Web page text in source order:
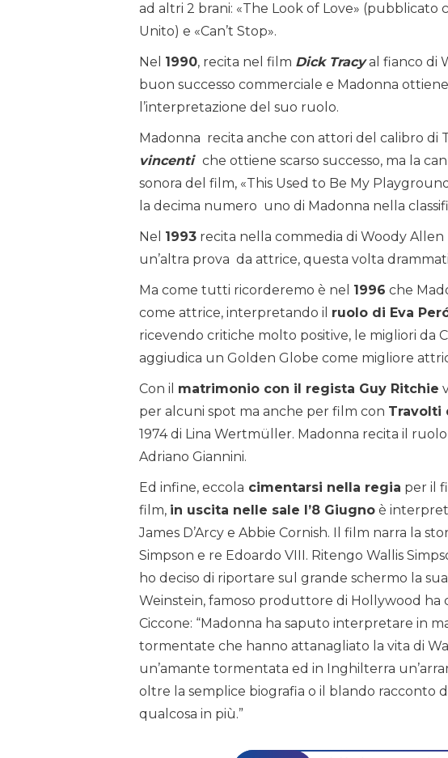
ad altri 2 brani: «The Look of Love» (pubblicato
Unito) e «Can’t Stop».
Nel 1990, recita nel film Dick Tracyal fianco di
buon successo commerciale e Madonna
l’interpretazione del suo ruolo.
Madonna recita anche con attori del calibro di
vincenti che ottiene scarso successo, ma la
sonora del film, «This Used to Be My
la decima numero uno di Madonna nella
Nel 1993 recita nella commedia di Woody Allen
un’altra prova da attrice, questa volta
Ma come tutti ricorderemo è nel 1996 che
come attrice, interpretando il ruolo di Eva
ricevendo critiche molto positive, le migliori da
aggiudica un Golden Globe come migliore
Con il matrimonio con il regista Guy Ritchie
per alcuni spot ma anche per film con Travolti
1974 di Lina Wertmüller. Madonna recita il
Adriano Giannini.
Ed infine, eccola cimentarsi nella regia per il
film, in uscita nelle sale l’8 Giugno è
James D’Arcy e Abbie Cornish. Il film narra la
Simpson e re Edoardo VIII. Ritengo Wallis
ho deciso di riportare sul grande schermo la
Weinstein, famoso produttore di Hollywood ha
Ciccone: “Madonna ha saputo interpretare in
tormentate che hanno attanagliato la vita di
un’amante tormentata ed in Inghilterra
oltre la semplice biografia o il blando racconto
qualcosa in più.”